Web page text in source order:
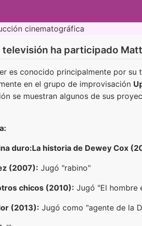
cinematográfica
ha participado
es conocido principalmente por su
en el grupo de improvisación
se muestran algunos de sus
duro:La historia de Dewey Cox
(2007): Jugó "rabino"
chicos (2010): Jugó "El hombre
(2013): Jugó como "agente de la